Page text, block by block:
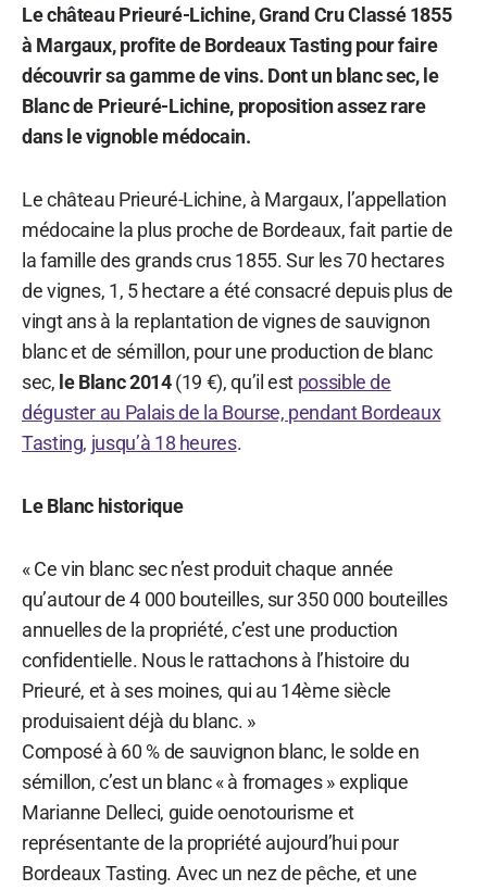
Le château Prieuré-Lichine, Grand Cru Classé 1855
à Margaux, profite de Bordeaux Tasting pour faire
découvrir sa gamme de vins. Dont un blanc sec, le
Blanc de Prieuré-Lichine, proposition assez rare
dans le vignoble médocain.
Le château Prieuré-Lichine, à Margaux, l’appellation
médocaine la plus proche de Bordeaux, fait partie de
la famille des grands crus 1855. Sur les 70 hectares
de vignes, 1, 5 hectare a été consacré depuis plus de
vingt ans à la replantation de vignes de sauvignon
blanc et de sémillon, pour une production de blanc
sec, le Blanc 2014(19 €), qu’il est possible de
déguster au Palais de la Bourse, pendant Bordeaux
Tasting, jusqu’à 18 heures.
Le Blanc historique
« Ce vin blanc sec n’est produit chaque année
qu’autour de 4 000 bouteilles, sur 350 000 bouteilles
annuelles de la propriété, c’est une production
confidentielle. Nous le rattachons à l’histoire du
Prieuré, et à ses moines, qui au 14ème siècle
produisaient déjà du blanc. »
Composé à 60 % de sauvignon blanc, le solde en
sémillon, c’est un blanc « à fromages » explique
Marianne Delleci, guide oenotourisme et
représentante de la propriété aujourd’hui pour
Bordeaux Tasting. Avec un nez de pêche, et une